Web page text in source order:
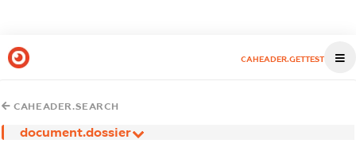
CAHEADER.GETTEST
CAHEADER.SEARCH
document.dossier